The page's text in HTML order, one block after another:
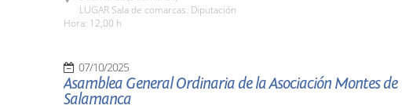
LUGAR Sala de comarcas. Diputación
Hora: 12,00 h
07/10/2025
Asamblea General Ordinaria de la Asociación Montes de
Salamanca